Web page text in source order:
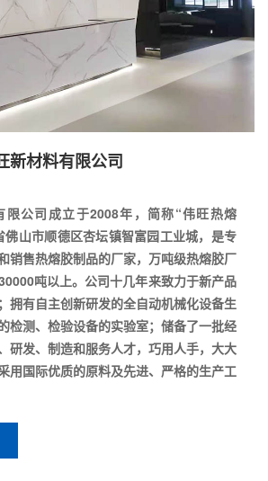
新材料有限公司
限公司成立于2008年，简称“伟旺热熔
佛山市顺德区杏坛镇智富园工业城，是专
销售热熔胶制品的厂家，万吨级热熔胶厂
吨以上。公司十几年来致力于新产品
拥有自主创新研发的全自动机械化设备生
检测、检验设备的实验室；储备了一批经
研发、制造和服务人才，巧用人手，大大
用国际优质的原料及先进、严格的生产工